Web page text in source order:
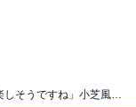
「デート楽しそうですね」小芝風花、“デートした”報告に反響！ 「おふたりとも顔ちっっちゃ」